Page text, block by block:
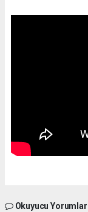
Okuyucu